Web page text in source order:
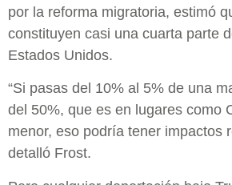
por la reforma migratoria, estimó
constituyen casi una cuarta parte
Estados Unidos.
“Si pasas del 10% al 5% de una
del 50%, que es en lugares como
menor, eso podría tener impactos
detalló Frost.